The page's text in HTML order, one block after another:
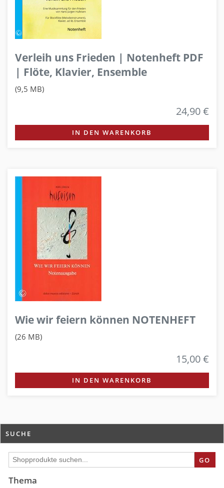
Verleih uns Frieden | Notenheft PDF
| Flöte, Klavier, Ensemble
(9,5 MB)
24,90 €
IN DEN WARENKORB
Wie wir feiern können NOTENHEFT
(26 MB)
15,00 €
IN DEN WARENKORB
SUCHE
GO
Thema